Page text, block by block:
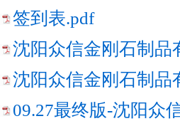
签到表.pdf
沈阳众信金刚石制品
沈阳众信金刚石制品
09.27最终版-沈阳众